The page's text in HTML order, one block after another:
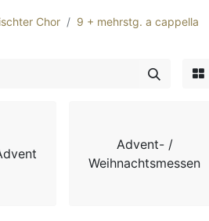
Chor
9 + mehrstg. a cappella
Advent- /
Weihnachtsmessen